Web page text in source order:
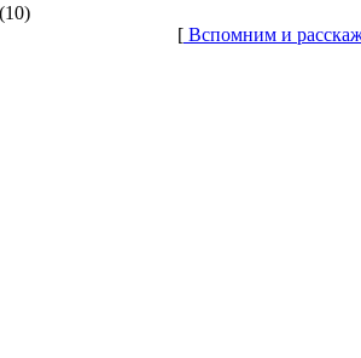
(10)
[ Вспомним и